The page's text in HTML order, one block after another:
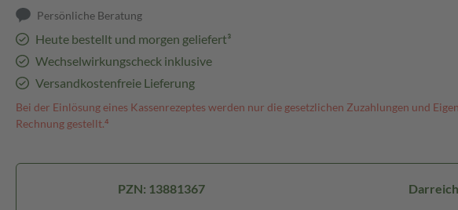
Persönliche Beratung
Heute bestellt und morgen geliefert³
Wechselwirkungscheck inklusive
Versandkostenfreie Lieferung
Bei der Einlösung eines Kassenrezeptes werden nur die gesetzlichen Zuzahlungen und
Rechnung gestellt.⁴
PZN: 13881367